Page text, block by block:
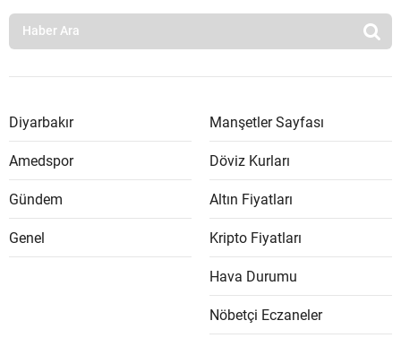
Diyarbakır
Amedspor
Gündem
Genel
Manşetler Sayfası
Döviz Kurları
Altın Fiyatları
Kripto Fiyatları
Hava Durumu
Nöbetçi Eczaneler